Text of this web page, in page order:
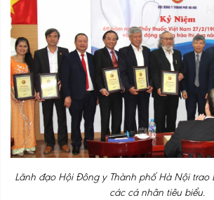
Lãnh đạo Hội Đông y Thành phố Hà Nội trao
các cá nhân tiêu biểu.